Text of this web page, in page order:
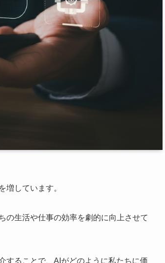
増しています。
の生活や仕事の効率を劇的に向上させて
することで、AIがどのように私たちに価